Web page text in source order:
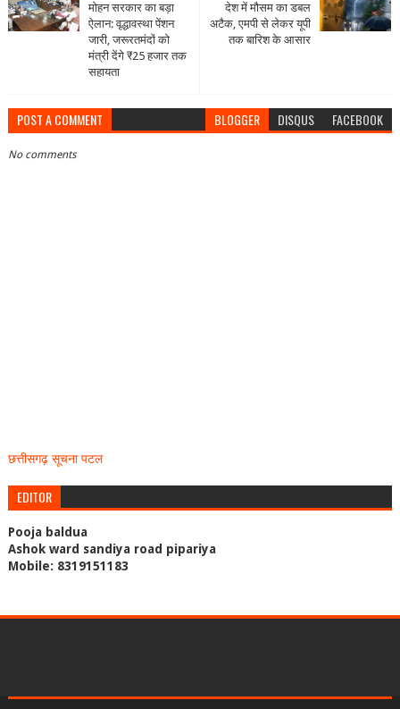
देश में मौसम का डबल
अटैक, एमपी से लेकर यूपी
तक बारिश के आसार
मोहन सरकार का बड़ा
ऐलान: वृद्धावस्था पेंशन
जारी, जरूरतमंदों को
मंत्री देंगे ₹25 हजार तक
सहायता
POST A COMMENT BLOGGER DISQUS FACEBOOK
No comments
छत्तीसगढ़ सूचना पटल
EDITOR
Pooja baldua
Ashok ward sandiya road pipariya
Mobile: 8319151183